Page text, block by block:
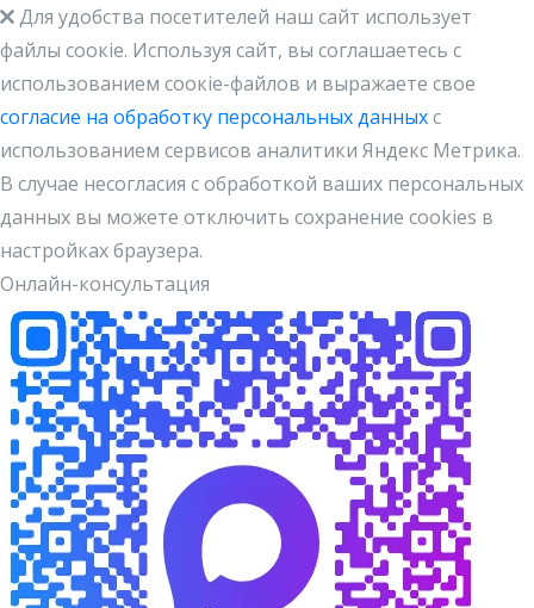
Для удобства посетителей наш сайт использует
файлы cоокіe. Используя сайт, вы соглашаетесь с
использованием соокіе-файлов и выражаете свое
согласие на обработку персональных данныхс
использованием сервисов аналитики Яндекс Метрика.
В случае несогласия с обработкой ваших персональных
данных вы можете отключить сохранение cookies в
настройках браузера.
Онлайн-консультация